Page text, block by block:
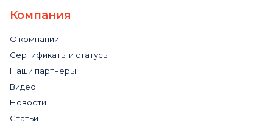
Компания
О компании
Сертификаты и статусы
Наши партнеры
Видео
Новости
Статьи